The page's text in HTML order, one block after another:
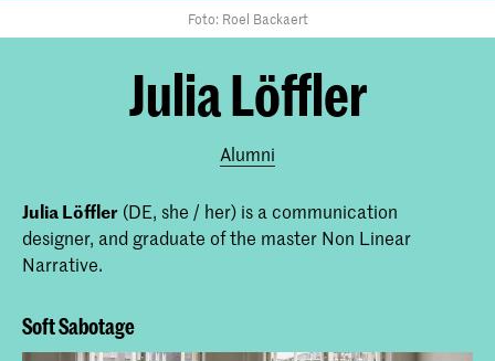
Foto: Roel Backaert
Julia Löffler
Alumni
Julia Löffler (DE, she / her) is a communication
designer, and graduate of the master Non Linear
Narrative.
Soft Sabotage